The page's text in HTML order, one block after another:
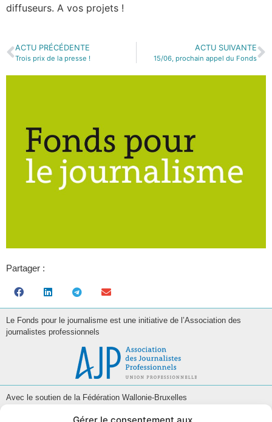
diffuseurs. A vos projets !
ACTU PRÉCÉDENTE
Trois prix de la presse !
ACTU SUIVANTE
15/06, prochain appel du Fonds
Partager :
Le Fonds pour le journalisme est une initiative de l’Association des
journalistes professionnels
Avec le soutien de la Fédération Wallonie-Bruxelles